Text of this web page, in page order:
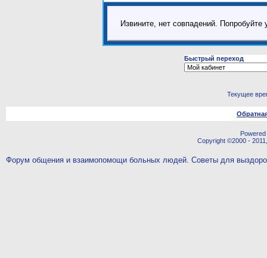
Извините, нет совпадений.
Быстрый переход
Текущее
Copyright ©2000 -
Форум общения и взаимопомощи больных людей. Советы для